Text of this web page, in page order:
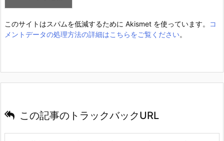
このサイトはスパムを低減するために Akismet を使っています。
コ
メントデータの処理方法の詳細はこちらをご覧ください。
この記事のトラックバックURL